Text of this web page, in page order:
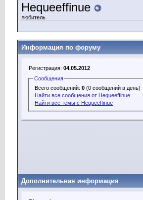
Hequeeffinue
любитель
Информация по форуму
Регистрация: 04.05.2012
Сообщения
Всего сообщений:0 (0 сообщений в день)
Найти все сообщения от Hequeeffinue
Найти все темы с Hequeeffinue
Дополнительная информация